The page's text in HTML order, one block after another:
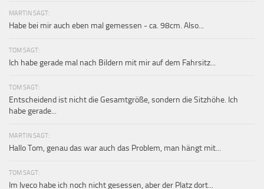
MARTIN SAGT:
Habe bei mir auch eben mal gemessen - ca. 98cm. Also...
TOM SAGT:
Ich habe gerade mal nach Bildern mit mir auf dem Fahrsitz...
TOM SAGT:
Entscheidend ist nicht die Gesamtgröße, sondern die Sitzhöhe. Ich
habe gerade...
MARTIN SAGT:
Hallo Tom, genau das war auch das Problem, man hängt mit...
TOM SAGT:
Im Iveco habe ich noch nicht gesessen, aber der Platz dort...